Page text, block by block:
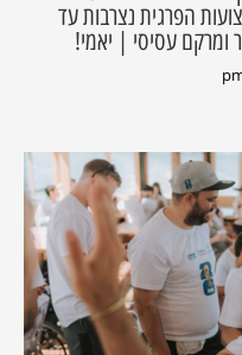
הפרגית נצרבות עד
ומרקם עסיסי | יאמי!